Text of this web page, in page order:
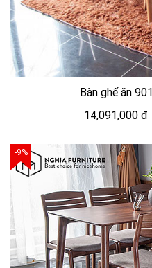
Bàn ghế ăn
14,091,000 đ
-9%